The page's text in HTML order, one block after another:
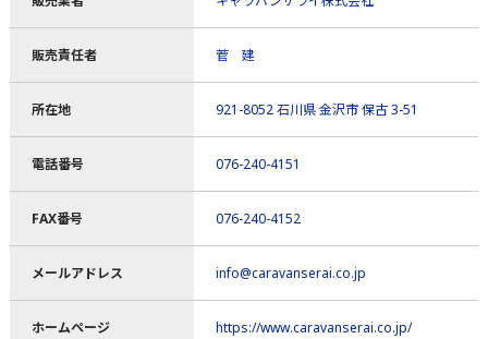
販売責任者 菅 建
所在地 921-8052 石川県 金沢市 保古 3-51
電話番号 076-240-4151
FAX番号 076-240-4152
メールアドレス info@caravanserai.co.jp
ホームページ https://www.caravanserai.co.jp/